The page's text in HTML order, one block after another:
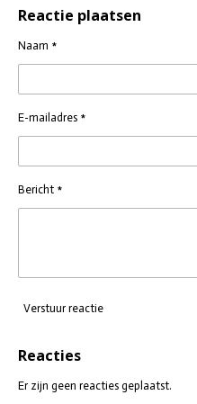
e
n
l
r
e
e
n
Reactie plaatsen
Naam *
E-mailadres *
Bericht *
Verstuur reactie
Reacties
Er zijn geen reacties geplaatst.